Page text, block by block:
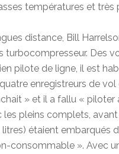
températures et très
distance, Bill
turbocompresseur. Des
pilote de ligne, il est
enregistreurs de
» et il a fallu « piloter
pleins complets,
litres) étaient embarqués
consommable ». Avec